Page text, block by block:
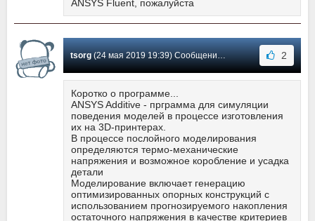
ANSYS Fluent, пожалуйста
tsorg(24 мая 2019 19:39) Сообщение #1 2
Коротко о программе...
ANSYS Additive - прграмма для симуляции
поведения моделей в процессе изготовления
их на 3D-принтерах.
В процессе послойного моделирования
определяются термо-механические
напряжения и возможное коробление и усадка
детали
Моделирование включает генерацию
оптимизированных опорных конструкций с
использованием прогнозируемого накопления
остаточного напряжения в качестве критериев